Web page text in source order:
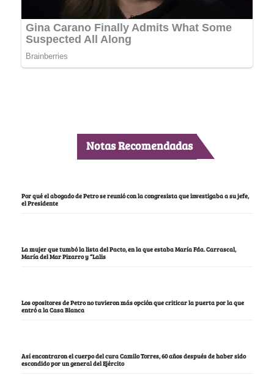
Notas Recomendadas
Por qué el abogado de Petro se reunió con la congresista que investigaba a su jefe,
el Presidente
La mujer que tumbó la lista del Pacto, en la que estaba María Fda. Carrascal,
María del Mar Pizarro y “Lalis
Los opositores de Petro no tuvieron más opción que criticar la puerta por la que
entró a la Casa Blanca
Así encontraron el cuerpo del cura Camilo Torres, 60 años después de haber sido
escondido por un general del Ejército